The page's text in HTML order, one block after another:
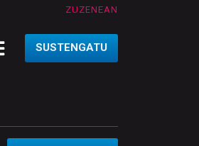
ZUZENEAN
SUSTENGATU